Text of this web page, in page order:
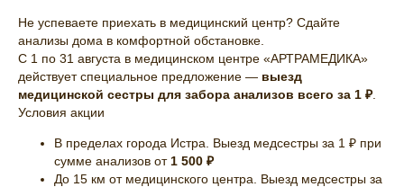
Не успеваете приехать в медицинский центр? Сдайте
анализы дома в комфортной обстановке.
С 1 по 31 августа в медицинском центре «АРТРАМЕДИКА»
действует специальное предложение — выезд
медицинской сестры для забора анализов всего за 1 ₽.
Условия акции
В пределах города Истра. Выезд медсестры за 1 ₽ при
сумме анализов от 1 500 ₽
До 15 км от медицинского центра. Выезд медсестры за